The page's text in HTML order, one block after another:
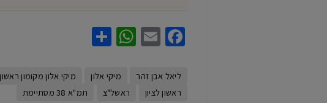
Facebook
Email
WhatsApp
ליאל אבן זהר מיקי אלון מיקי אלון מקומון ראשון
ראשון לציון
ראשל"צ תמ"א 38 מסתיימת